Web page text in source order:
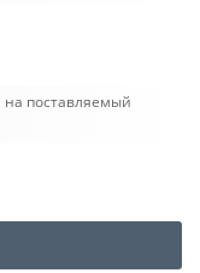
на поставляемый